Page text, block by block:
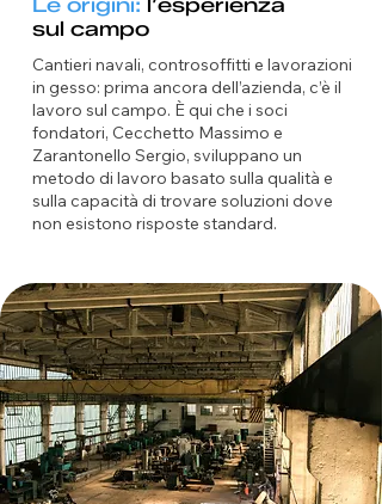
Le origini: l’esperienza
sul campo
Cantieri navali, controsoffitti e lavorazioni
in gesso: prima ancora dell’azienda, c’è il
lavoro sul campo. È qui che i soci
fondatori, Cecchetto Massimo e
Zarantonello Sergio, sviluppano un
metodo di lavoro basato sulla qualità e
sulla capacità di trovare soluzioni dove
non esistono risposte standard.